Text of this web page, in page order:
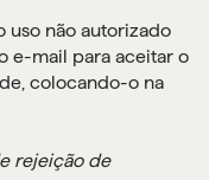
uso não autorizado
e-mail para aceitar o
colocando-o na
rejeição de